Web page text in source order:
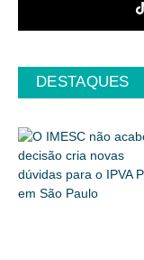
DESTAQUES